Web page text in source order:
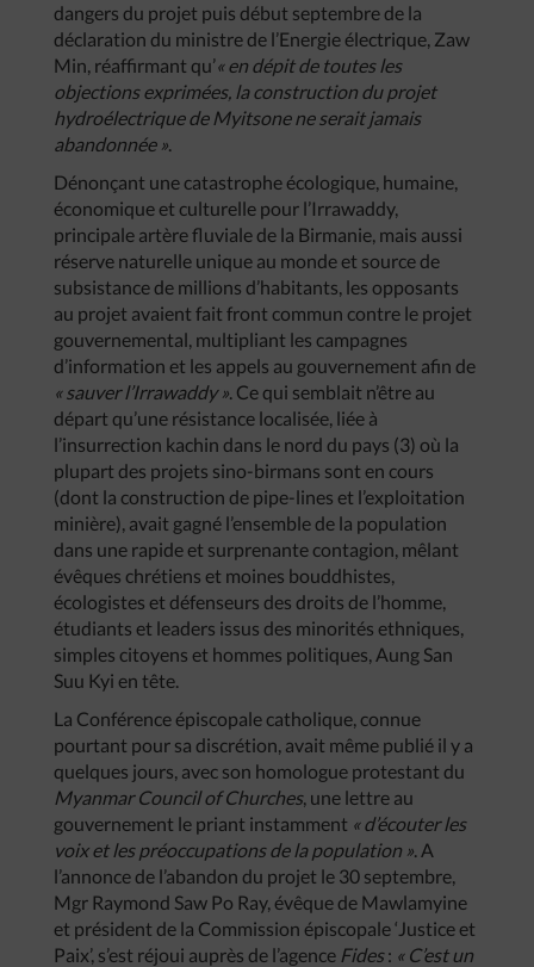
dangers du projet puis début septembre de la
déclaration du ministre de l’Energie électrique, Zaw
Min, réaffirmant qu’« en dépit de toutes les
objections exprimées, la construction du projet
hydroélectrique de Myitsone ne serait jamais
abandonnée ».
Dénonçant une catastrophe écologique, humaine,
économique et culturelle pour l’Irrawaddy,
principale artère fluviale de la Birmanie, mais aussi
réserve naturelle unique au monde et source de
subsistance de millions d’habitants, les opposants
au projet avaient fait front commun contre le projet
gouvernemental, multipliant les campagnes
d’information et les appels au gouvernement afin de
« sauver l’Irrawaddy ». Ce qui semblait n’être au
départ qu’une résistance localisée, liée à
l’insurrection kachin dans le nord du pays (3) où la
plupart des projets sino-birmans sont en cours
(dont la construction de pipe-lines et l’exploitation
minière), avait gagné l’ensemble de la population
dans une rapide et surprenante contagion, mêlant
évêques chrétiens et moines bouddhistes,
écologistes et défenseurs des droits de l’homme,
étudiants et leaders issus des minorités ethniques,
simples citoyens et hommes politiques, Aung San
Suu Kyi en tête.
La Conférence épiscopale catholique, connue
pourtant pour sa discrétion, avait même publié il y a
quelques jours, avec son homologue protestant du
Myanmar Council of Churches, une lettre au
gouvernement le priant instamment « d’écouter les
voix et les préoccupations de la population ». A
l’annonce de l’abandon du projet le 30 septembre,
Mgr Raymond Saw Po Ray, évêque de Mawlamyine
et président de la Commission épiscopale ‘Justice et
Paix’, s’est réjoui auprès de l’agence Fides: « C’est un